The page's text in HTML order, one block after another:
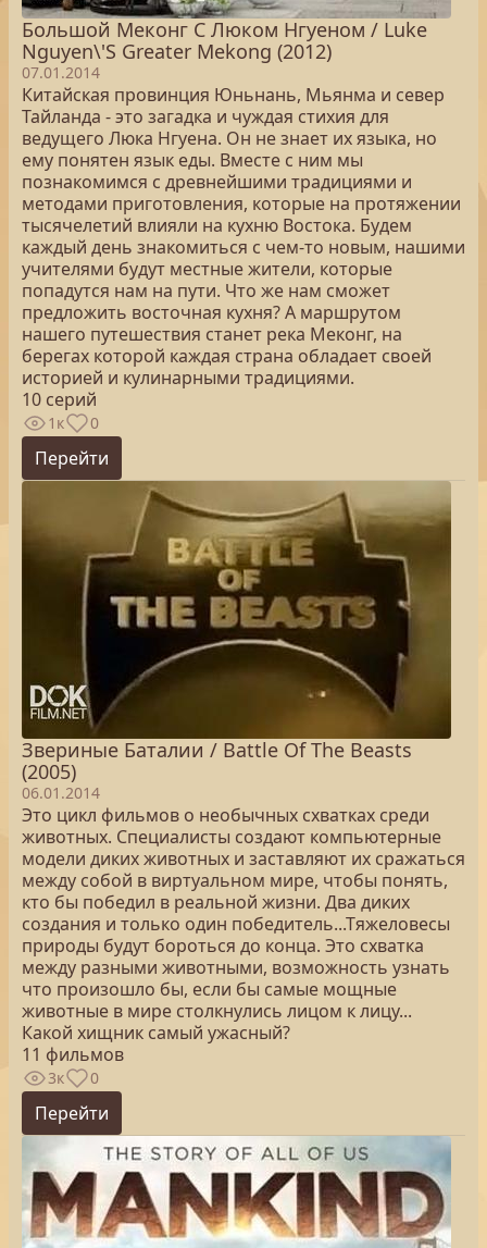
Большой Меконг С Люком Нгуеном / Luke
Nguyen\'S Greater Mekong (2012)
07.01.2014
Китайская провинция Юньнань, Мьянма и север
Тайланда - это загадка и чуждая стихия для
ведущего Люка Нгуена. Он не знает их языка, но
ему понятен язык еды. Вместе с ним мы
познакомимся с древнейшими традициями и
методами приготовления, которые на протяжении
тысячелетий влияли на кухню Востока. Будем
каждый день знакомиться с чем-то новым, нашими
учителями будут местные жители, которые
попадутся нам на пути. Что же нам сможет
предложить восточная кухня? А маршрутом
нашего путешествия станет река Меконг, на
берегах которой каждая страна обладает своей
историей и кулинарными традициями.
10 серий
1к 0
Перейти
Звериные Баталии / Battle Of The Beasts
(2005)
06.01.2014
Это цикл фильмов о необычных схватках среди
животных. Специалисты создают компьютерные
модели диких животных и заставляют их сражаться
между собой в виртуальном мире, чтобы понять,
кто бы победил в реальной жизни. Два диких
создания и только один победитель...Тяжеловесы
природы будут бороться до конца. Это схватка
между разными животными, возможность узнать
что произошло бы, если бы самые мощные
животные в мире столкнулись лицом к лицу...
Какой хищник самый ужасный?
11 фильмов
3к 0
Перейти